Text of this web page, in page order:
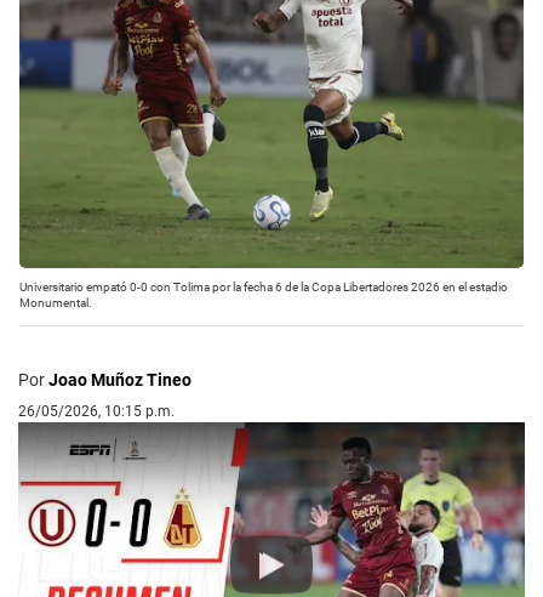
Universitario empató 0-0 con Tolima por la fecha 6 de la Copa Libertadores 2026 en el estadio
Monumental.
PorJoao Muñoz Tineo
26/05/2026, 10:15 p.m.
Play